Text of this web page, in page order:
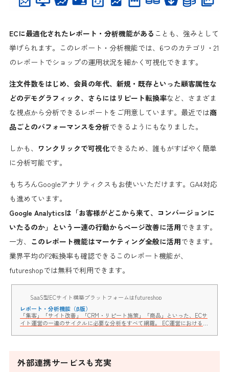
ECに最適化されたレポート・分析機能がある ことも、強みとして
挙げられます。 このレポート・分析機能では、6つのカテゴリ・21
のレポートでショップの運用状況を細かく可視化できます。
注文件数をはじめ、会員の年代、新規・既存といった顧客属性な
どのデモグラフィック、さらにはリピート転換率など、さまざま
な視点から分析できるレポートをご用意しています。最近では商
品ごとのパフォーマンスを分析できるようにもなりました。
しかも、 ワンクリックで可視化できるため、誰もがすばやく簡単
に分析可能です。
もちろんGoogleアナリティクスもお使いいただけます。GA4対応
も進めています。
Google Analyticsは「お客様がどこから来て、コンバージョンに
いたるのか」という一連の行動からページ改善に活用できます。
一方、
このレポート機能はマーケティング全般に活用できます。
業界平均のF2転換率も確認できるこのレポート機能が、
futureshopでは無料で利用できます。
SaaS型ECサイト構築プラットフォームはfutureshop
レポート・分析機能（β版）
「集客」「サイト改善」「CRM・リピート施策」「商品」といった、ECサ
イト運営の一連のサイクルに必要な分析をすべて網羅。 EC運営における課
つべき施策の優先順位と打った施策の効果が簡単にわかります。
外部連携サービスも充実